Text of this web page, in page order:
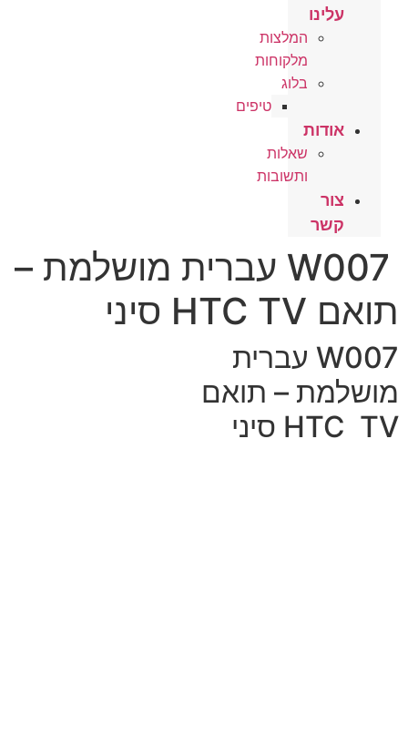
עלינו
המלצות
מלקוחות
בלוג
טיפים
אודות
שאלות
ותשובות
צור
קשר
W007 עברית מושלמת –
תואם HTC TV סיני
W007 עברית
מושלמת – תואם
HTC TV סיני